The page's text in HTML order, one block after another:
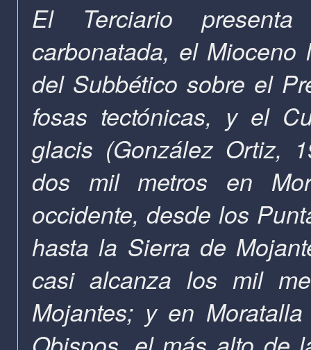
El Terciario
carbonatada, el
del Subbético sobre el
fosas tectónicas, y el
glacis (González Ortiz,
dos mil metros en
occidente, desde los
hasta la Sierra de
casi alcanza los mil
Mojantes; y en